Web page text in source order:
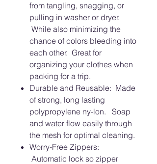
from tangling, snagging, or
pulling in washer or dryer.
While also minimizing the
chance of colors bleeding into
each other. Great for
organizing your clothes when
packing for a trip.
Durable and Reusable: Made
of strong, long lasting
polypropylene ny-lon. Soap
and water flow easily through
the mesh for optimal cleaning.
Worry-Free Zippers:
Automatic lock so zipper